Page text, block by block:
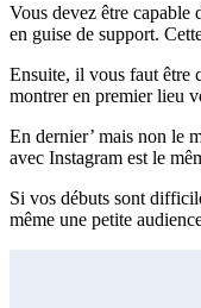
Vous devez être capable
en guise de support.
Ensuite, il vous faut être
montrer en premier lieu
En dernier’ mais non le
avec Instagram est le
Si vos débuts sont
même une petite